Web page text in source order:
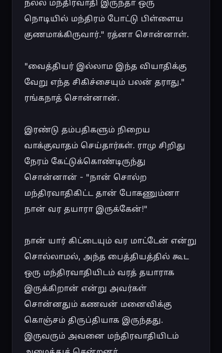
நல்ல மந்திரவாதி இருந்தா ஒரு
நொடியில் மந்திரம் போட்டு பிள்ளைய
குணமாக்கிருவார்." ரத்னா சொன்னாள்.
"வைத்தியர் இல்லாம இந்த வியாதிக்கு
வேறு எந்த சிகிச்சையும் பலன் தராது."
ரங்கநாத் சொன்னான்.
இரண்டு தம்பதிகளும் நிறைய
வாக்குவாதம் செய்தார்கள். ராமு சிறிது
நேரம் கேட்டுக்கொண்டிருந்து
சொன்னான் - "நான் சொல்ற
மந்திரவாதிகிட்ட தான் போகணும்னா
நான் வர தயாரா இருக்கேன்!"
நான் யார் கிட்டையும் வர மாட்டேன் என்று
சொல்லாமல், அந்த பைத்தியத்தில் கூட
ஒரு மந்திரவாதியிடம் வரத் தயாராக
இருக்கிறான் என்று அவர்கள்
சொன்னதும் கணவன் மனைவிக்கு
கொஞ்சம் திருப்தியாக இருந்தது.
இருவரும் அவனை மந்திரவாதியிடம்